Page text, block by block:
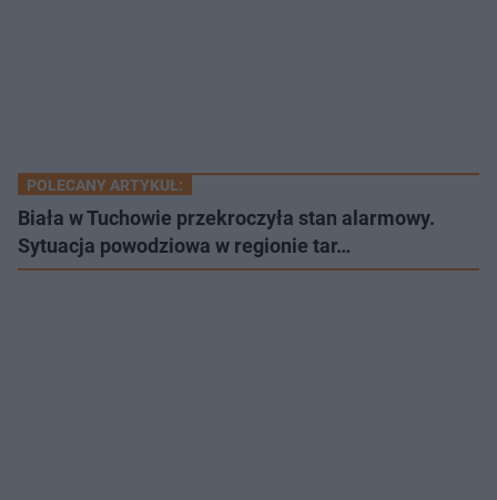
POLECANY ARTYKUŁ:
Biała w Tuchowie przekroczyła stan alarmowy.
Sytuacja powodziowa w regionie tar…